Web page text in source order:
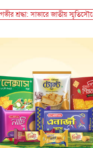
শ্রদ্ধা: সাভারে জাতীয়